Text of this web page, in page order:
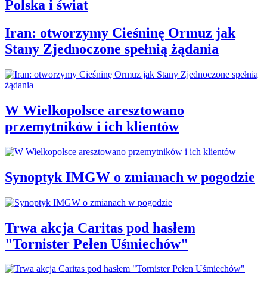
Polska i świat
Iran: otworzymy Cieśninę Ormuz jak
Stany Zjednoczone spełnią żądania
W Wielkopolsce aresztowano
przemytników i ich klientów
Synoptyk IMGW o zmianach w pogodzie
Trwa akcja Caritas pod hasłem
"Tornister Pełen Uśmiechów"